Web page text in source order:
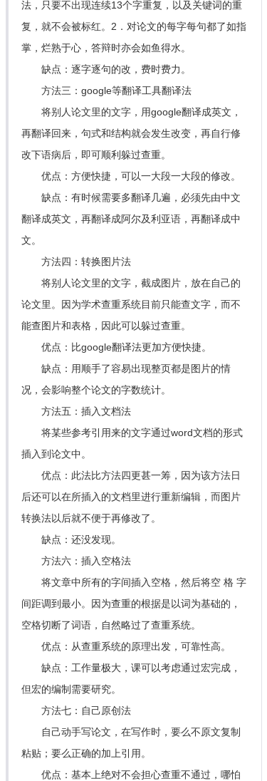
法，只要不出现连续13个字重复，以及关键词的重
复，就不会被标红。2．对论文的每字每句都了如指
掌，烂熟于心，答辩时亦会如鱼得水。
缺点：逐字逐句的改，费时费力。
方法三：google等翻译工具翻译法
将别人论文里的文字，用google翻译成英文，
再翻译回来，句式和结构就会发生改变，再自行修
改下语病后，即可顺利躲过查重。
优点：方便快捷，可以一大段一大段的修改。
缺点：有时候需要多翻译几遍，必须先由中文
翻译成英文，再翻译成阿尔及利亚语，再翻译成中
文。
方法四：转换图片法
将别人论文里的文字，截成图片，放在自己的
论文里。因为学术查重系统目前只能查文字，而不
能查图片和表格，因此可以躲过查重。
优点：比google翻译法更加方便快捷。
缺点：用顺手了容易出现整页都是图片的情
况，会影响整个论文的字数统计。
方法五：插入文档法
将某些参考引用来的文字通过word文档的形式
插入到论文中。
优点：此法比方法四更甚一筹，因为该方法日
后还可以在所插入的文档里进行重新编辑，而图片
转换法以后就不便于再修改了。
缺点：还没发现。
方法六：插入空格法
将文章中所有的字间插入空格，然后将空 格 字
间距调到最小。因为查重的根据是以词为基础的，
空格切断了词语，自然略过了查重系统。
优点：从查重系统的原理出发，可靠性高。
缺点：工作量极大，课可以考虑通过宏完成，
但宏的编制需要研究。
方法七：自己原创法
自己动手写论文，在写作时，要么不原文复制
粘贴；要么正确的加上引用。
优点：基本上绝对不会担心查重不通过，哪怕